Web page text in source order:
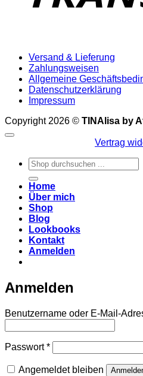
Versand & Lieferung
Zahlungsweisen
Allgemeine
Datenschutzerklärung
Impressum
Copyright 2026 © TINAlisa by
Vertrag
Suchen
nach:
Home
Über mich
Shop
Blog
Lookbooks
Kontakt
Anmelden
Anmelden
Benutzername oder E-Mail-
Passwort*Erforderlich
Angemeldet bleiben